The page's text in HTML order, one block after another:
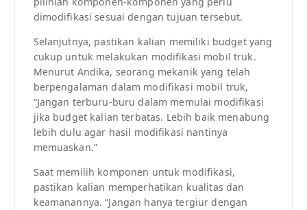
dimodifikasi sesuai dengan tujuan tersebut.
Selanjutnya, pastikan kalian memiliki budget yang
cukup untuk melakukan modifikasi mobil truk.
Menurut Andika, seorang mekanik yang telah
berpengalaman dalam modifikasi mobil truk,
“Jangan terburu-buru dalam memulai modifikasi
jika budget kalian terbatas. Lebih baik menabung
lebih dulu agar hasil modifikasi nantinya
memuaskan.”
Saat memilih komponen untuk modifikasi,
pastikan kalian memperhatikan kualitas dan
keamanannya. “Jangan hanya tergiur dengan